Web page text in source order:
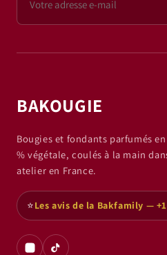
BAKOUGIE
Bougies et fondants parfumés
% végétale, coulés à la main
atelier en France.
⭐Les avis de la Bakfamily —